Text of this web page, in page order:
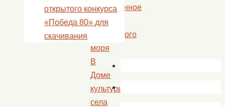
посвященное
Дню
Каспийского
моря
В
Доме
культуры
села
открытого конкурса
«Победа 80» для
скачивания